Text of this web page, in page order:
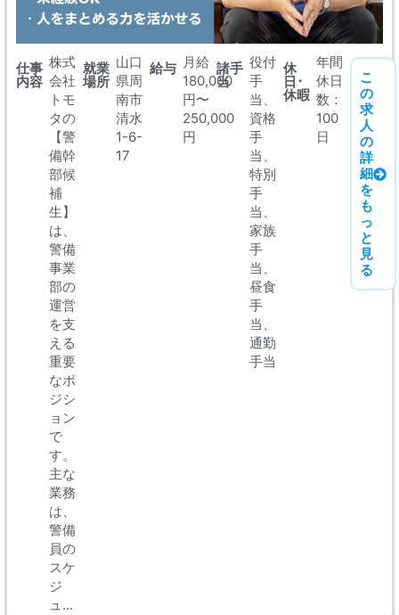
仕事
内容
株式
会社
トモ
タの
【警
備幹
部候
補
生】
は、
警備
事業
部の
運営
を支
える
重要
なポ
ジシ
ョン
で
す。
主な
業務
は、
警備
員の
スケ
ジ
ュ...
就業
場所
山口
県周
南市
清水
1-6-
17
給与 月給
180,000
円〜
250,000
円
諸手
当
役付
手
当、
資格
手
当、
特別
手
当、
家族
手
当、
昼食
手
当、
通勤
手当
休
日･
休暇
年間
休日
数：
100
日
こ
の
求
人
の
詳
細
を
も
っ
と
見
る